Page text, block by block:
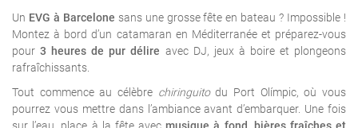
Un EVG à Barcelone sans une grosse fête en bateau ? Impossible !
Montez à bord d’un catamaran en Méditerranée et préparez-vous
pour3 heures de pur délire avec DJ, jeux à boire et plongeons
rafraîchissants.
Tout commence au célèbre chiringuitodu Port Olímpic, où vous
pourrez vous mettre dans l’ambiance avant d’embarquer. Une fois